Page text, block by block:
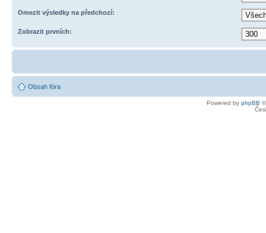
Omezit výsledky na předchozí:
Zobrazit prvních:
Obsah fóra
Powered by phpBB